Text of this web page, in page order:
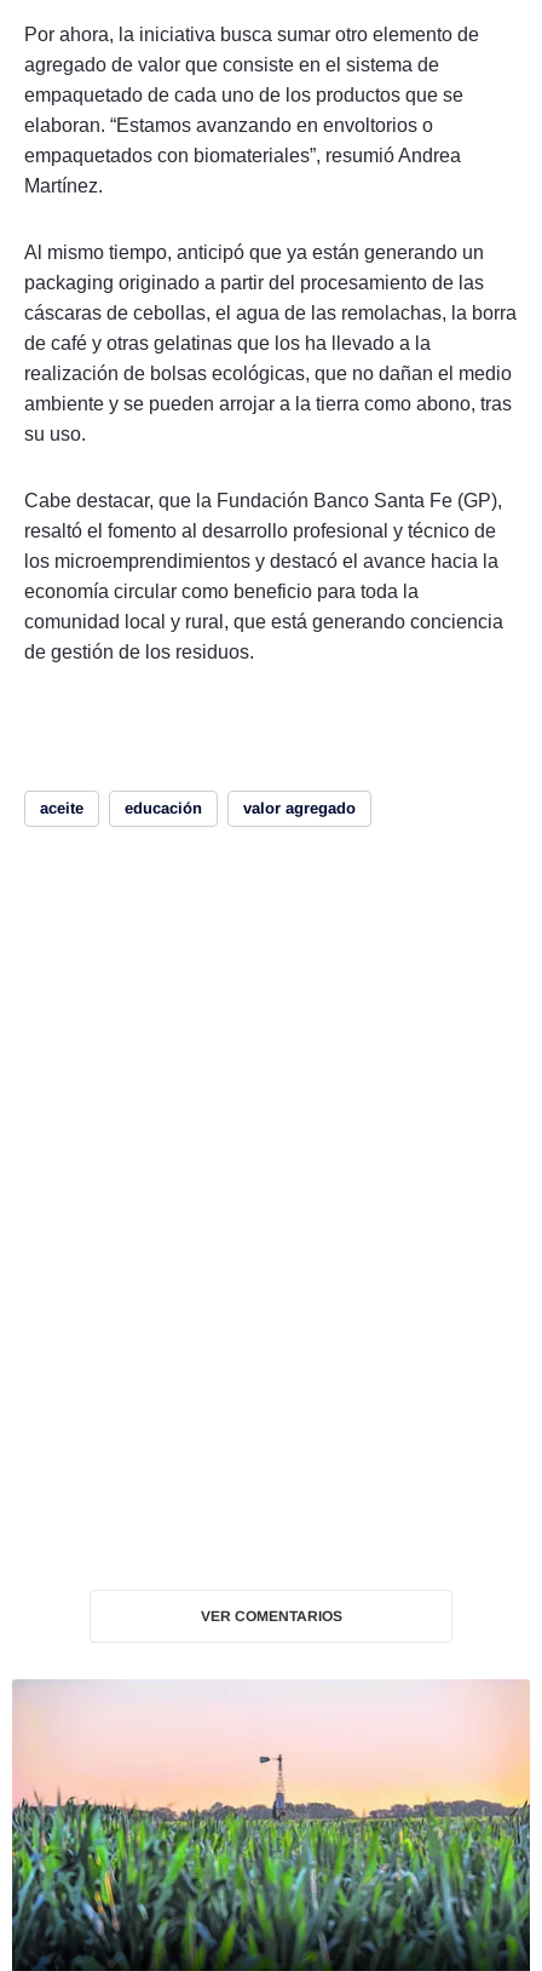
Por ahora, la iniciativa busca sumar otro elemento de
agregado de valor que consiste en el sistema de
empaquetado de cada uno de los productos que se
elaboran. “Estamos avanzando en envoltorios o
empaquetados con biomateriales”, resumió Andrea
Martínez.
Al mismo tiempo, anticipó que ya están generando un
packaging originado a partir del procesamiento de las
cáscaras de cebollas, el agua de las remolachas, la borra
de café y otras gelatinas que los ha llevado a la
realización de bolsas ecológicas, que no dañan el medio
ambiente y se pueden arrojar a la tierra como abono, tras
su uso.
Cabe destacar, que la Fundación Banco Santa Fe (GP),
resaltó el fomento al desarrollo profesional y técnico de
los microemprendimientos y destacó el avance hacia la
economía circular como beneficio para toda la
comunidad local y rural, que está generando conciencia
de gestión de los residuos.
aceite educación valor agregado
VER COMENTARIOS